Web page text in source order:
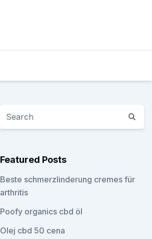
Featured Posts
Beste schmerzlinderung cremes für
arthritis
Poofy organics cbd öl
Olej cbd 50 cena